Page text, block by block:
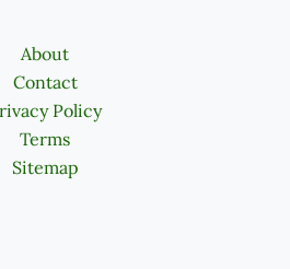
About
Contact
Policy
Terms
Sitemap